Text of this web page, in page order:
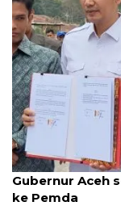
Gubernur Aceh
ke Pemda